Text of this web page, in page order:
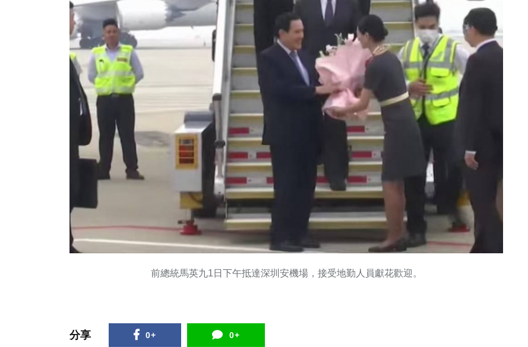
前總統馬英九1日下午抵達深圳安機場，接受地勤人員獻花歡迎。
分享 0+ 0+